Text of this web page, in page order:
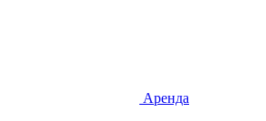
Аренда